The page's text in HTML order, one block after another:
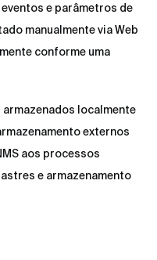
e parâmetros de
manualmente via Web
conforme uma
armazenados localmente
externos
aos processos
e armazenamento